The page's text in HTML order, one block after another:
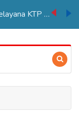
Kadisdukcapil Merauke Tegaskan Pelayana KTP Sesuai SOP